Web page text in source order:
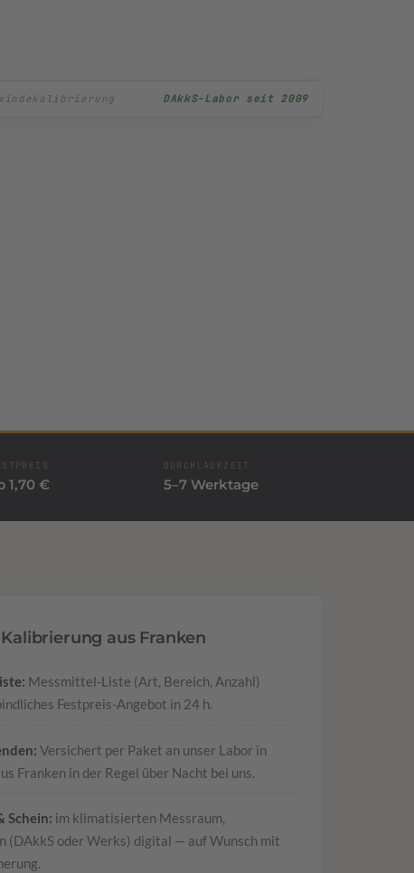
· ISO 6789 DAkkS-Labor seit 2009
1,70 €
DURCHLAUFZEIT
5–7 Werktage
aus Franken
Messmittel-Liste (Art, Bereich, Anzahl)
Festpreis-Angebot in 24 h.
Versichert per Paket an unser Labor in
Franken in der Regel über Nacht bei uns.
Schein: im klimatisierten Messraum,
(DAkkS oder Werks) digital — auf Wunsch mit